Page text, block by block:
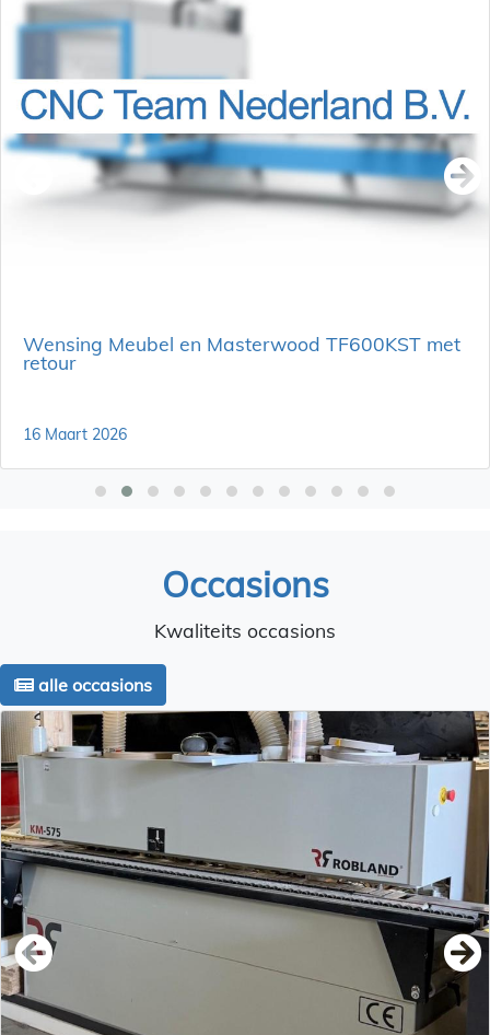
Wensing Meubel en Masterwood TF600KST met
retour
16 Maart 2026
Occasions
Kwaliteits occasions
alle occasions